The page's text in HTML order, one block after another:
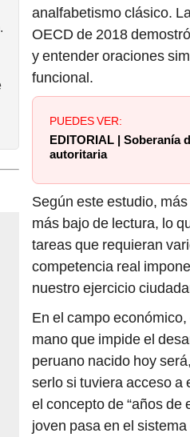
analfabetismo clásico.
OECD de 2018
y entender oraciones
funcional.
PUEDES VER:
EDITORIAL | Soberanía
autoritaria
Según este estudio,
más bajo de lectura, lo
tareas que requieran
competencia real
nuestro ejercicio
En el campo
mano que impide el
peruano nacido hoy
serlo si tuviera acceso a
el concepto de “años de
joven pasa en el